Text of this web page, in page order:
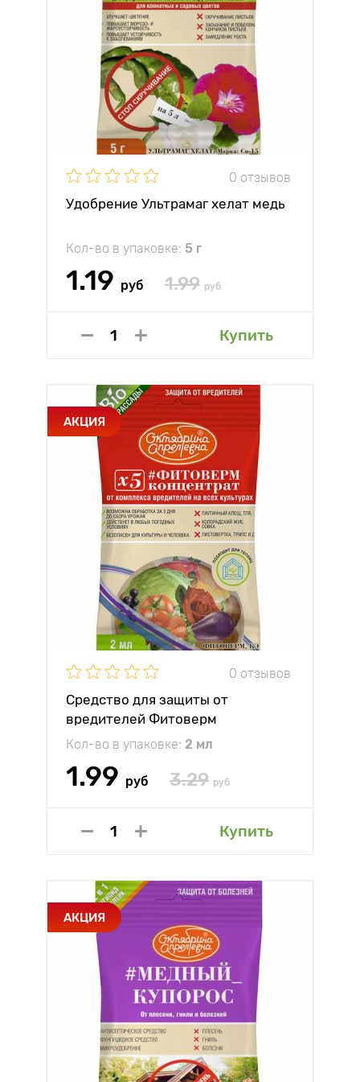
0 отзывов
Удобрение Ультрамаг хелат медь
Кол-во в упаковке: 5 г
1.19 руб 1.99 руб
Купить
АКЦИЯ
0 отзывов
Средство для защиты от
вредителей Фитоверм
Кол-во в упаковке: 2 мл
1.99 руб 3.29 руб
Купить
АКЦИЯ